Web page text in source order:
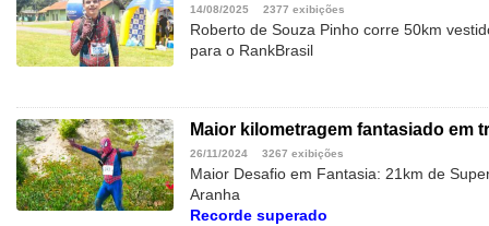
14/08/2025 2377 exibições
Roberto de Souza Pinho corre 50km
para o RankBrasil
Maior kilometragem fantasiado em
26/11/2024 3267 exibições
Maior Desafio em Fantasia: 21km de
Aranha
Recorde superado